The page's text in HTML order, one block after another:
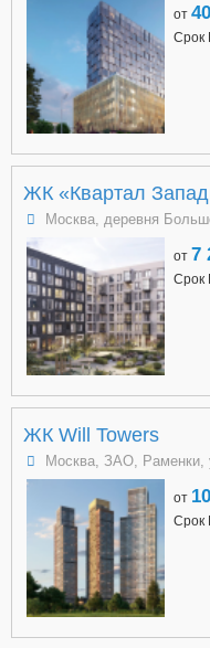
от
Срок
ЖК «Квартал
Москва, деревня
от 7
Срок
ЖК Will Towers
Москва, ЗАО, Раменки,
от
Срок